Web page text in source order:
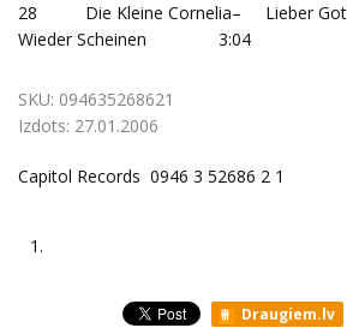
28 Die Kleine Cornelia– Lieber Gott,
Wieder Scheinen 3:04
SKU: 094635268621
Izdots: 27.01.2006
Capitol Records 0946 3 52686 2 1
1.
Draugiem.lv